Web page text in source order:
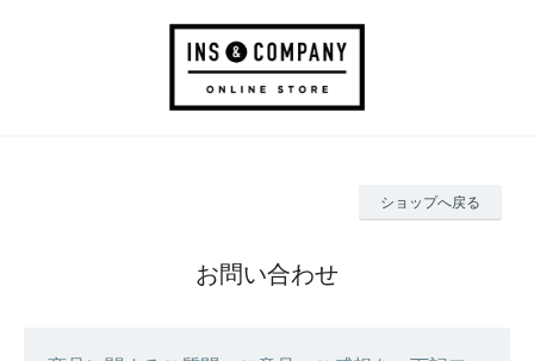
ショップへ戻る
お問い合わせ